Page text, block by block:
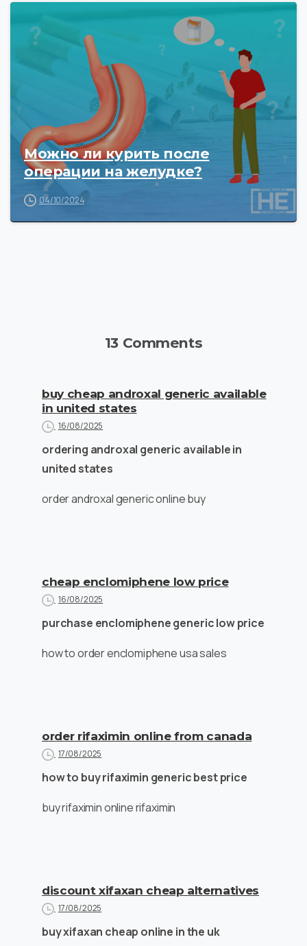
Можно ли курить после
операции на желудке?
04/10/2024
13 Comments
buy cheap androxal generic available
in united states
16/08/2025
ordering androxal generic available in
united states
order androxal generic online buy
cheap enclomiphene low price
16/08/2025
purchase enclomiphene generic low price
how to order enclomiphene usa sales
order rifaximin online from canada
17/08/2025
how to buy rifaximin generic best price
buy rifaximin online rifaximin
discount xifaxan cheap alternatives
17/08/2025
buy xifaxan cheap online in the uk